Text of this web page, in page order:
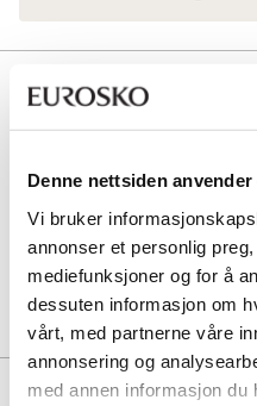
Denne nettsiden
Vi bruker
annonser et personlig
mediefunksjoner og for å
dessuten informasjon om
vårt, med partnerne våre
annonsering og
med annen informasjon du
Beskrivelse
Lekker og praktisk totebag/
to mobillommer og
12 cm.
Art. nr96143408
Lev. art. nr8906
Produktdetaljer